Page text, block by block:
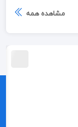
مشاهده همه